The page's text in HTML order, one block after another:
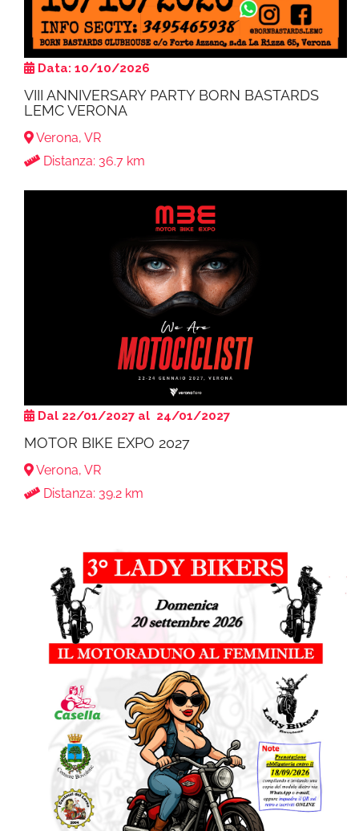
Data: 10/10/2026
VIII ANNIVERSARY PARTY BORN BASTARDS
LEMC VERONA
Verona, VR
Distanza: 36.7 km
Dal 22/01/2027 al 24/01/2027
MOTOR BIKE EXPO 2027
Verona, VR
Distanza: 39.2 km